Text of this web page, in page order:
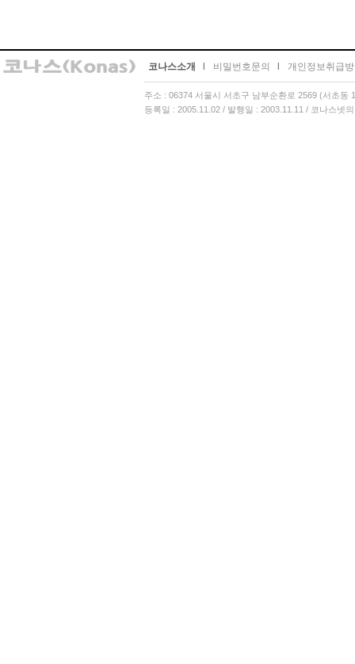
코나스소개 비밀번호문의 개인정보취급
주소 : 06374 서울시 서초구 남부순환로 2569 (서초
등록일 : 2005.11.02 / 발행일 : 2003.11.11 / 코나스넷